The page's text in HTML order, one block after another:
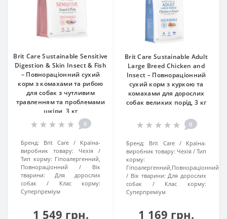
Brit Care Sustainable Sensitive
Digestion & Skin Insect & Fish
– Повнораціонний сухий
корм з комахами та рибою
для собак з чутливим
травленням та проблемами
шкіри, 3 кг
0
Бренд: Brit Care
Країна-
виробник товару:
Чехія
Тип корму: Гіпоалергенний,
Повнораціонний
Вік
тварини:
Для дорослих
собак
Клас корму:
Суперпреміум
1 549 грн.
Brit Care Sustainable Adult
Large Breed Chicken and
Insect – Повнораціонний
сухий корм з куркою та
комахами для дорослих
собак великих порід, 3 кг
0
Бренд: Brit Care
Країна-
виробник товару: Чехія
Тип
корму:
Гіпоалергенний,Повнораціонний
Вік тварини: Для дорослих
собак
Клас корму:
Суперпреміум
1 169 грн.